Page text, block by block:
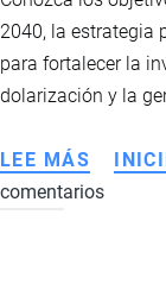
2040, la estrategia
para fortalecer la
dolarización y la
LEE MÁS SOBRE
AGENDA
comentarios